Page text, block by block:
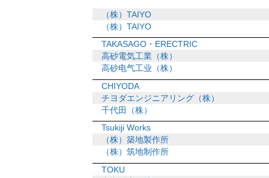
（株）TAIYO
（株）TAIYO
TAKASAGO・ERECTRIC
高砂電気工業（株）
高砂电气工业（株）
CHIYODA
チヨダエンジニアリング（株）
千代田（株）
Tsukiji Works
（株）築地製作所
（株）筑地制作所
TOKU